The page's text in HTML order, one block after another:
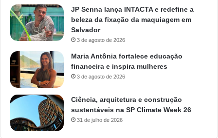
JP Senna lança INTACTA e redefine a
beleza da fixação da maquiagem em
Salvador
3 de agosto de 2026
Maria Antônia fortalece educação
financeira e inspira mulheres
3 de agosto de 2026
Ciência, arquitetura e construção
sustentáveis na SP Climate Week 26
31 de julho de 2026